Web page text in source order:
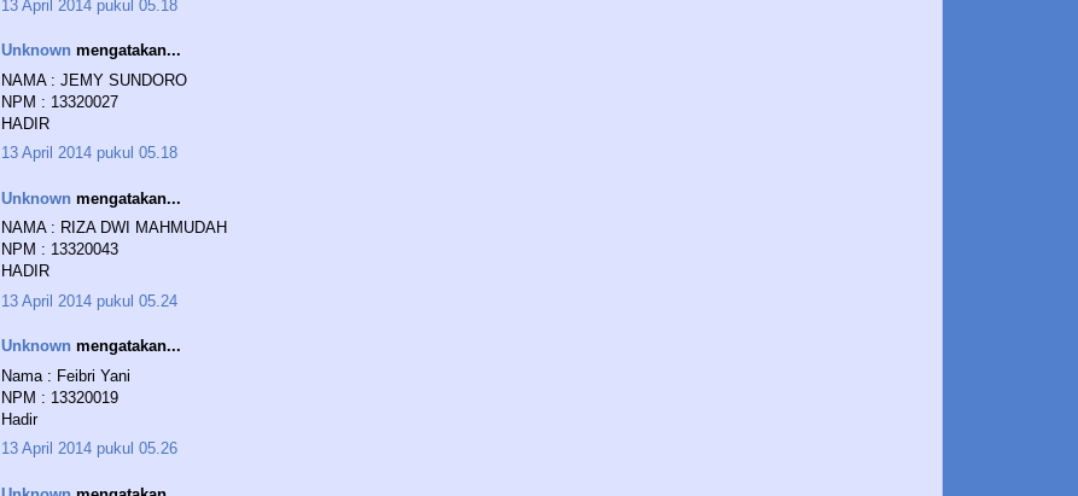
13 April 2014 pukul 05.18
Unknown mengatakan...
NAMA : JEMY SUNDORO
NPM : 13320027
HADIR
13 April 2014 pukul 05.18
Unknown mengatakan...
NAMA : RIZA DWI MAHMUDAH
NPM : 13320043
HADIR
13 April 2014 pukul 05.24
Unknown mengatakan...
Nama : Feibri Yani
NPM : 13320019
Hadir
13 April 2014 pukul 05.26